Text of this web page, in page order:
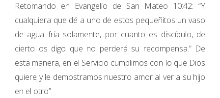
Retomando en Evangelio de San Mateo 10:42: “Y
cualquiera que dé a uno de estos pequeñitos un vaso
de agua fría solamente, por cuanto es discípulo, de
cierto os digo que no perderá su recompensa.” De
esta manera, en el Servicio cumplimos con lo que Dios
quiere y le demostramos nuestro amor al ver a su hijo
en el otro”.